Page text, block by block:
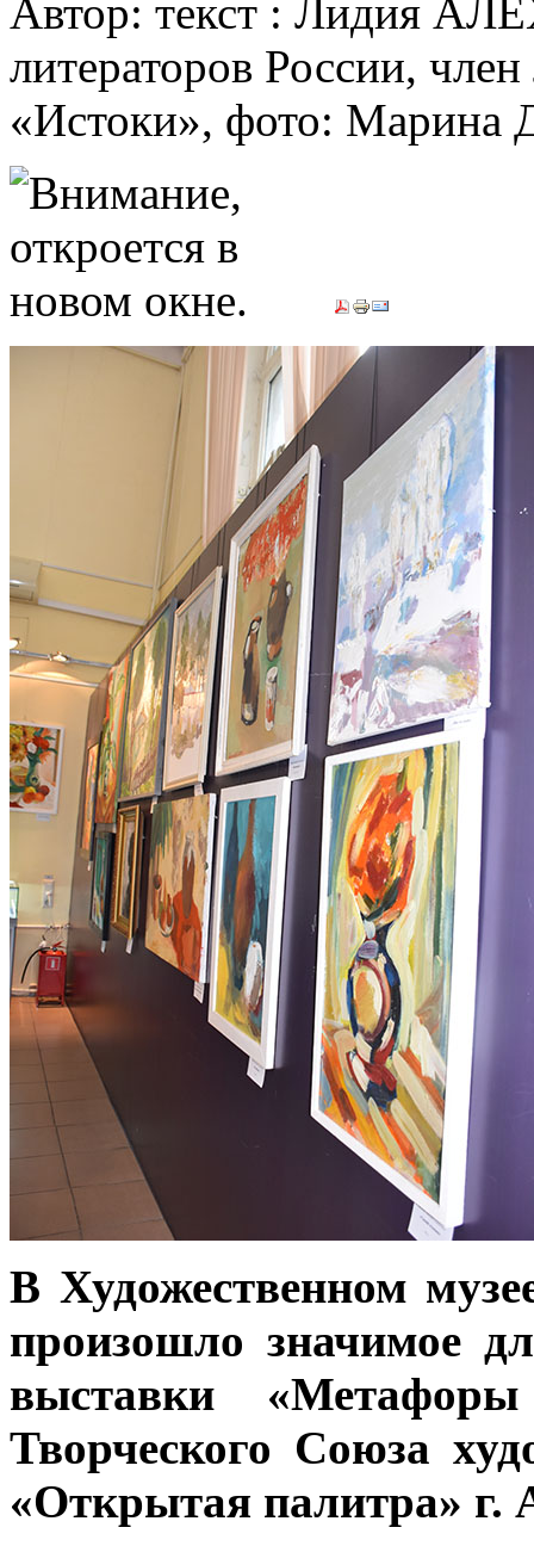
Автор: текст : Лидия
литераторов России,
«Истоки», фото:
В Художественном
произошло значимое
выставки
Творческого Союза
«Открытая палитра» г.